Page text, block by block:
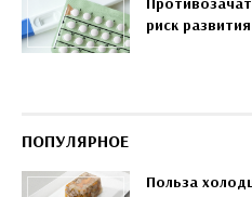
риск
ПОПУЛЯРНОЕ
Польза